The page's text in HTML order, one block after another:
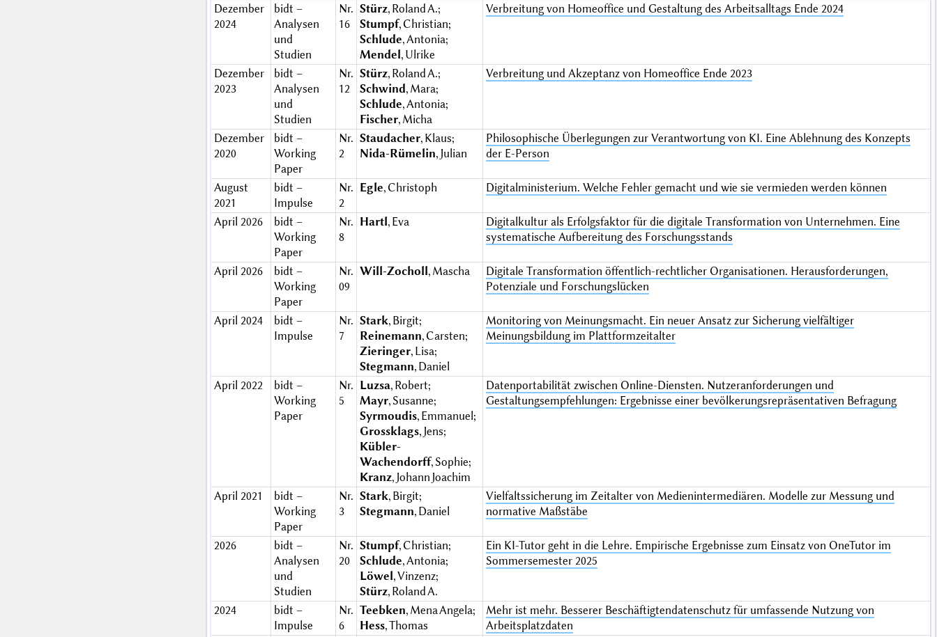
Dezember
2024
bidt –
Analysen
und
Studien
Nr.
16
Stürz, Roland A.;
Stumpf, Christian;
Schlude, Antonia;
Mendel, Ulrike
Verbreitung von Homeoffice und Gestaltung des Arbeitsalltags Ende 2024
Dezember
2023
bidt –
Analysen
und
Studien
Nr.
12
Stürz, Roland A.;
Schwind, Mara;
Schlude, Antonia;
Fischer, Micha
Verbreitung und Akzeptanz von Homeoffice Ende 2023
Dezember
2020
bidt –
Working
Paper
Nr.
2
Staudacher, Klaus;
Nida-Rümelin, Julian
Philosophische Überlegungen zur Verantwortung von KI. Eine Ablehnung des Konzepts
der E-Person
August
2021
bidt –
Impulse
Nr.
2
Egle, Christoph Digitalministerium. Welche Fehler gemacht und wie sie vermieden werden können
April 2026
bidt –
Working
Paper
Nr.
8
Hartl, Eva
Digitalkultur als Erfolgsfaktor für die digitale Transformation von Unternehmen. Eine
systematische Aufbereitung des Forschungsstands
April 2026
bidt –
Working
Paper
Nr.
09
Will-Zocholl, Mascha
Digitale Transformation öffentlich-rechtlicher Organisationen. Herausforderungen,
Potenziale und Forschungslücken
April 2024
bidt –
Impulse
Nr.
7
Stark, Birgit;
Reinemann, Carsten;
Zieringer, Lisa;
Stegmann, Daniel
Monitoring von Meinungsmacht. Ein neuer Ansatz zur Sicherung vielfältiger
Meinungsbildung im Plattformzeitalter
April 2022
bidt –
Working
Paper
Nr.
5
Luzsa, Robert;
Mayr, Susanne;
Syrmoudis, Emmanuel;
Grossklags, Jens;
Kübler-
Wachendorff, Sophie;
Kranz, Johann Joachim
Datenportabilität zwischen Online-Diensten. Nutzeranforderungen und
Gestaltungsempfehlungen: Ergebnisse einer bevölkerungsrepräsentativen Befragung
April 2021
bidt –
Working
Paper
Nr.
3
Stark, Birgit;
Stegmann, Daniel
Vielfaltssicherung im Zeitalter von Medienintermediären. Modelle zur Messung und
normative Maßstäbe
2026
bidt –
Analysen
und
Studien
Nr.
20
Stumpf, Christian;
Schlude, Antonia;
Löwel, Vinzenz;
Stürz, Roland A.
Ein KI-Tutor geht in die Lehre. Empirische Ergebnisse zum Einsatz von OneTutor im
Sommersemester 2025
2024
bidt –
Impulse
Nr.
6
Teebken, Mena Angela;
Hess, Thomas
Mehr ist mehr. Besserer Beschäftigtendatenschutz für umfassende Nutzung von
Arbeitsplatzdaten